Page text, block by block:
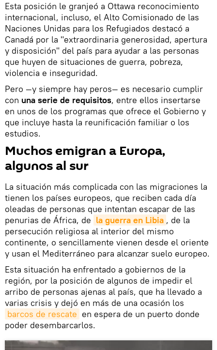
Esta posición le granjeó a Ottawa reconocimiento
internacional, incluso, el Alto Comisionado de las
Naciones Unidas para los Refugiados destacó a
Canadá por la "extraordinaria generosidad, apertura
y disposición" del país para ayudar a las personas
que huyen de situaciones de guerra, pobreza,
violencia e inseguridad.
Pero —y siempre hay peros— es necesario cumplir
con una serie de requisitos, entre ellos insertarse
en unos de los programas que ofrece el Gobierno y
que incluye hasta la reunificación familiar o los
estudios.
Muchos emigran a Europa,
algunos al sur
La situación más complicada con las migraciones la
tienen los países europeos, que reciben cada día
oleadas de personas que intentan escapar de las
penurias de África, de la guerra en Libia , de la
persecución religiosa al interior del mismo
continente, o sencillamente vienen desde el oriente
y usan el Mediterráneo para alcanzar suelo europeo.
Esta situación ha enfrentado a gobiernos de la
región, por la posición de algunos de impedir el
arribo de personas ajenas al país, que ha llevado a
varias crisis y dejó en más de una ocasión los
barcos de rescate en espera de un puerto donde
poder desembarcarlos.